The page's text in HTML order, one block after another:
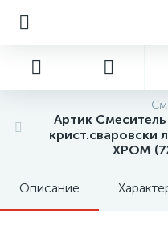
Артик
крист.сваровски
ХРОМ
Описание